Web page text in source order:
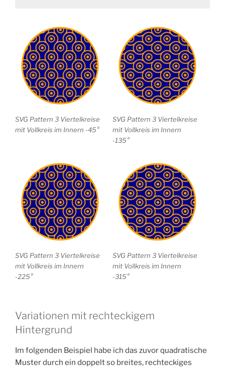
SVG Pattern 3 Viertelkreise
mit Vollkreis im Innern -45°
SVG Pattern 3 Viertelkreise
mit Vollkreis im Innern
-135°
SVG Pattern 3 Viertelkreise
mit Vollkreis im Innern
-225°
SVG Pattern 3 Viertelkreise
mit Vollkreis im Innern
-315°
Variationen mit rechteckigem
Hintergrund
Im folgenden Beispiel habe ich das zuvor quadratische
Muster durch ein doppelt so breites, rechteckiges